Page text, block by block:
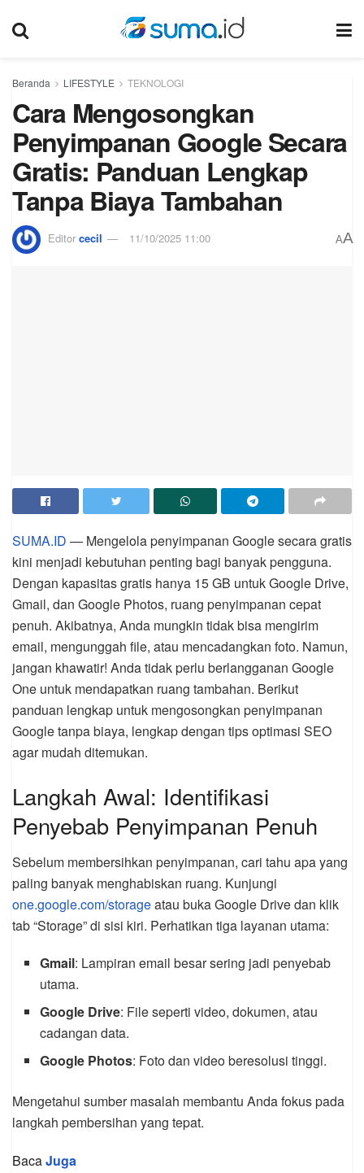
Beranda LIFESTYLE TEKNOLOGI
Cara Mengosongkan
Penyimpanan Google Secara
Gratis: Panduan Lengkap
Tanpa Biaya Tambahan
Editor cecil 11/10/2025 11:00 AA
SUMA.ID — Mengelola penyimpanan Google secara gratis
kini menjadi kebutuhan penting bagi banyak pengguna.
Dengan kapasitas gratis hanya 15 GB untuk Google Drive,
Gmail, dan Google Photos, ruang penyimpanan cepat
penuh. Akibatnya, Anda mungkin tidak bisa mengirim
email, mengunggah file, atau mencadangkan foto. Namun,
jangan khawatir! Anda tidak perlu berlangganan Google
One untuk mendapatkan ruang tambahan. Berikut
panduan lengkap untuk mengosongkan penyimpanan
Google tanpa biaya, lengkap dengan tips optimasi SEO
agar mudah ditemukan.
Langkah Awal: Identifikasi
Penyebab Penyimpanan Penuh
Sebelum membersihkan penyimpanan, cari tahu apa yang
paling banyak menghabiskan ruang. Kunjungi
one.google.com/storageatau buka Google Drive dan klik
tab “Storage” di sisi kiri. Perhatikan tiga layanan utama:
Gmail: Lampiran email besar sering jadi penyebab
utama.
Google Drive: File seperti video, dokumen, atau
cadangan data.
Google Photos: Foto dan video beresolusi tinggi.
Mengetahui sumber masalah membantu Anda fokus pada
langkah pembersihan yang tepat.
BacaJuga